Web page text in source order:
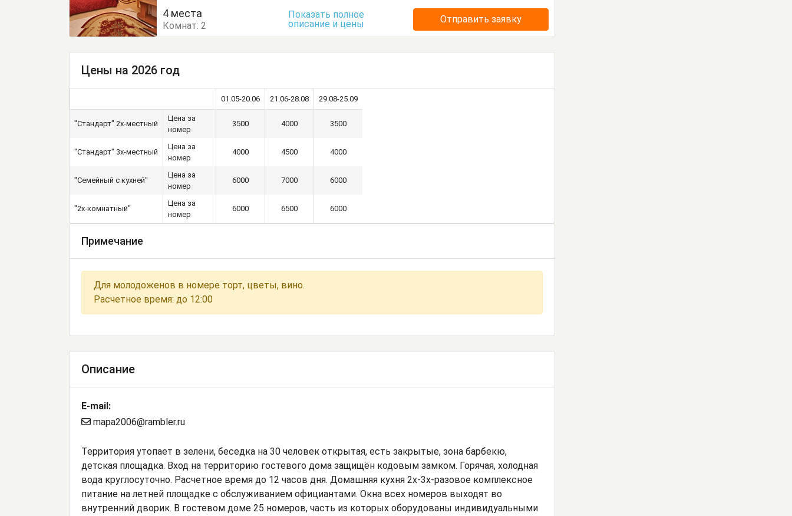
Кровать односпальная
Посуда Стол
Стулья
4 места
Комнат:2
Показать полное
описание и цены
Отправить заявку
Цены на 2026 год
01.05-20.06 21.06-28.08 29.08-25.09
"Стандарт" 2х-местный
Цена за
номер
3500 4000 3500
"Стандарт" 3х-местный
Цена за
номер
4000 4500 4000
"Семейный с кухней"
Цена за
номер
6000 7000 6000
"2х-комнатный"
Цена за
номер
6000 6500 6000
Примечание
Для молодоженов в номере торт, цветы, вино.
Расчетное время: до 12:00
Описание
E-mail:
mapa2006@rambler.ru
Территория утопает в зелени, беседка на 30 человек открытая, есть закрытые, зона барбекю,
детская площадка. Вход на территорию гостевого дома защищён кодовым замком. Горячая, холодная
вода круглосуточно. Расчетное время до 12 часов дня. Домашняя кухня 2х-3х-разовое комплексное
питание на летней площадке с обслуживанием официантами. Окна всех номеров выходят во
внутренний дворик. В гостевом доме 25 номеров, часть из которых оборудованы индивидуальными